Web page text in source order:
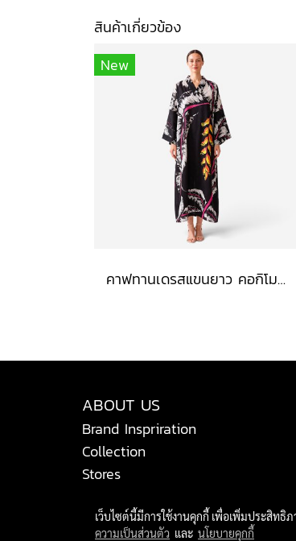
สินค้าเกี่ยวข้อง
New
คาฟทานเดรสแขนยาว คอกิโมโน - สีดำ : ลายดอกเฮลิโคเนีย บนริ้วใบดำ-ขาว
ABOUT US
Brand Inspriration
Collection
Stores
เว็บไซต์นี้มีการใช้งานคุกกี้ เพื่อเพิ่มประสิทธิ
ความเป็นส่วนตัว และ นโยบายคุกกี้